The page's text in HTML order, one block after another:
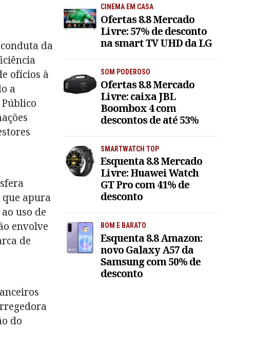
da
ofícios à
a
apura
uso de
envolve
de
do
CINEMA EM CASA
Ofertas 8.8 Mercado
Livre: 57% de desconto
na smart TV UHD da LG
SOM PODEROSO
Ofertas 8.8 Mercado
Livre: caixa JBL
Boombox 4 com
descontos de até 53%
SMARTWATCH TOP
Esquenta 8.8 Mercado
Livre: Huawei Watch
GT Pro com 41% de
desconto
BOM E BARATO
Esquenta 8.8 Amazon:
novo Galaxy A57 da
Samsung com 50% de
desconto